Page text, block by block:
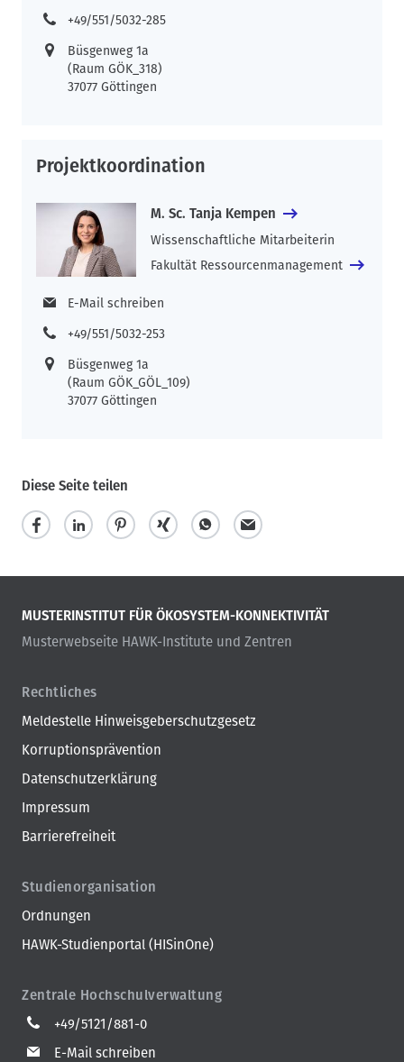
+49/551/5032-285
Büsgenweg 1a
(Raum GÖK_318)
37077 Göttingen
Projektkoordination
M. Sc. Tanja Kempen
Wissenschaftliche Mitarbeiterin
Fakultät Ressourcenmanagement
E-Mail schreiben
+49/551/5032-253
Büsgenweg 1a
(Raum GÖK_GÖL_109)
37077 Göttingen
Diese Seite teilen
MUSTERINSTITUT FÜR ÖKOSYSTEM-KONNEKTIVITÄT
Musterwebseite HAWK-Institute und Zentren
Rechtliches
Meldestelle Hinweisgeberschutzgesetz
Korruptionsprävention
Datenschutzerklärung
Impressum
Barrierefreiheit
Studienorganisation
Ordnungen
HAWK-Studienportal (HISinOne)
Zentrale Hochschulverwaltung
+49/5121/881-0
E-Mail schreiben